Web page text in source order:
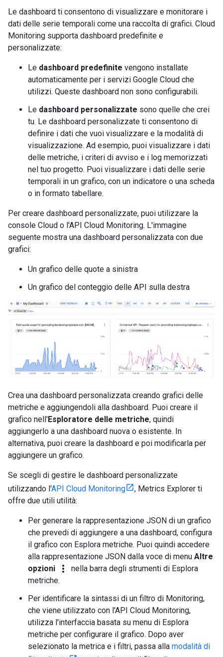
Le dashboard ti consentono di visualizzare e monitorare i
dati delle serie temporali come una raccolta di grafici. Cloud
Monitoring supporta dashboard predefinite e
personalizzate:
Le dashboard predefinite vengono installate
automaticamente per i servizi Google Cloud che
utilizzi. Queste dashboard non sono configurabili.
Le dashboard personalizzate sono quelle che crei
tu. Le dashboard personalizzate ti consentono di
definire i dati che vuoi visualizzare e la modalità di
visualizzazione. Ad esempio, puoi visualizzare i dati
delle metriche, i criteri di avviso e i log memorizzati
nel tuo progetto. Puoi visualizzare i dati delle serie
temporali in un grafico, con un indicatore o una scheda
o in formato tabellare.
Per creare dashboard personalizzate, puoi utilizzare la
console Cloud o l'API Cloud Monitoring. L'immagine
seguente mostra una dashboard personalizzata con due
grafici:
Un grafico delle quote a sinistra
Un grafico del conteggio delle API sulla destra
Crea una dashboard personalizzata creando grafici delle
metriche e aggiungendoli alla dashboard. Puoi creare il
grafico nell'Esploratore delle metriche, quindi
aggiungerlo a una dashboard nuova o esistente. In
alternativa, puoi creare la dashboard e poi modificarla per
aggiungere un grafico.
Se scegli di gestire le dashboard personalizzate
utilizzando l'API Cloud Monitoring
, Metrics Explorer ti
offre due utili utilità:
Per generare la rappresentazione JSON di un grafico
che prevedi di aggiungere a una dashboard, configura
il grafico con Esplora metriche. Puoi quindi accedere
alla rappresentazione JSON dalla voce di menu Altre
opzioni
more_vert
nella barra degli strumenti di Esplora
metriche.
Per identificare la sintassi di un filtro di Monitoring,
che viene utilizzato con l'API Cloud Monitoring,
utilizza l'interfaccia basata su menu di Esplora
metriche per configurare il grafico. Dopo aver
selezionato la metrica e i filtri, passa alla modalità di